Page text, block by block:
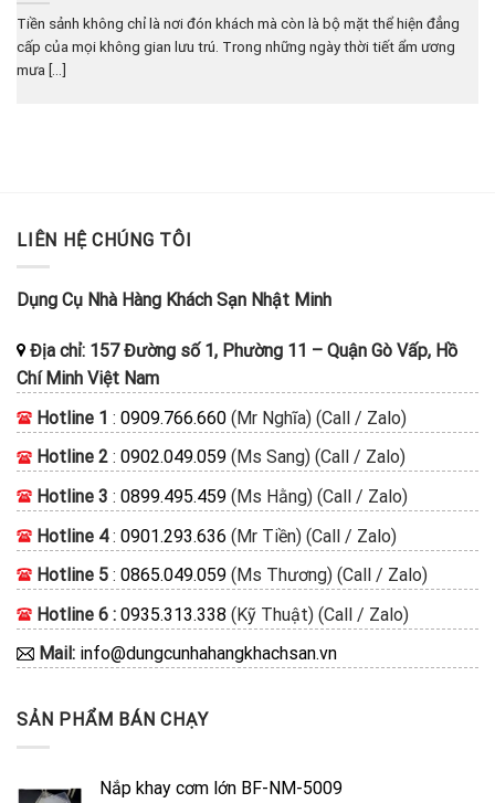
Tiền sảnh không chỉ là nơi đón khách mà còn là bộ mặt thể hiện đẳng
cấp của mọi không gian lưu trú. Trong những ngày thời tiết ẩm ương
mưa [...]
LIÊN HỆ CHÚNG TÔI
Dụng Cụ Nhà Hàng Khách Sạn Nhật Minh
Địa chỉ: 157 Đường số 1, Phường 11 – Quận Gò Vấp, Hồ
Chí Minh Việt Nam
Hotline 1 : 0909.766.660 (Mr Nghĩa) (Call / Zalo)
Hotline 2 : 0902.049.059 (Ms Sang) (Call / Zalo)
Hotline 3 : 0899.495.459 (Ms Hằng) (Call / Zalo)
Hotline 4: 0901.293.636 (Mr Tiền) (Call / Zalo)
Hotline 5 : 0865.049.059 (Ms Thương) (Call / Zalo)
Hotline 6 : 0935.313.338 (Kỹ Thuật) (Call / Zalo)
Mail: info@dungcunhahangkhachsan.vn
SẢN PHẨM BÁN CHẠY
Nắp khay cơm lớn BF-NM-5009